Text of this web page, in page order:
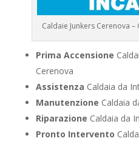
Caldaie Junkers Cerenova
Prima Accensione
Cerenova
Assistenza Caldaia da
Manutenzione Caldaia
Riparazione Caldaia da
Pronto Intervento